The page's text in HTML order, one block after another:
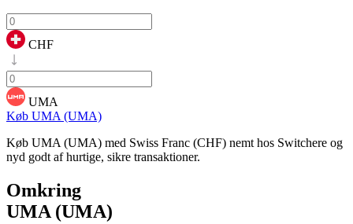
CHF
UMA
Køb UMA (UMA)
Køb UMA (UMA) med Swiss Franc (CHF) nemt hos Switchere og
nyd godt af hurtige, sikre transaktioner.
Omkring
UMA (UMA)